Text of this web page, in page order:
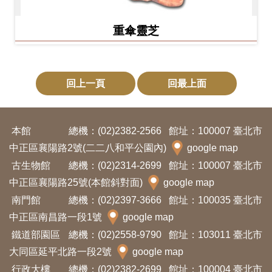
重傘靈芝
回上一頁 回最上面
本館 總機：(02)2382-2566
館址：100007 臺北市
中正區襄陽路2號(二二八和平公園內)
google map
古生物館
總機：(02)2314-2699
館址：100007 臺北市
中正區襄陽路25號(本館斜對面)
google map
南門館
總機：(02)2397-3666
館址：100035 臺北市
中正區南昌路一段1號
google map
鐵道部園區
總機：(02)2558-9790
館址：103011 臺北市
大同區延平北路一段2號
google map
行政大樓
總機：(02)2382-2699 館址：100004 臺北市